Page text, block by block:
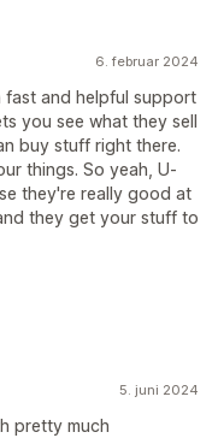
6. februar 2024
and helpful support
you see what they sell
buy stuff right there.
things. So yeah, U-
they're really good at
they get your stuff to
5. juni 2024
pretty much